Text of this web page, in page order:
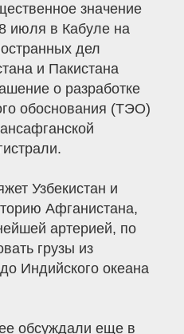
значение
июля в Кабуле на
дел
и Пакистана
о разработке
обоснования (ТЭО)
Узбекистан и
Афганистана,
артерией, по
грузы из
Индийского океана
обсуждали еще в